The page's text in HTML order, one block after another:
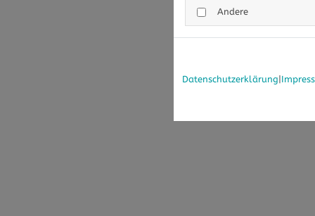
Andere
Datenschutzerklärung